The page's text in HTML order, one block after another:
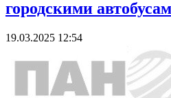
городскими
19.03.2025 12:54